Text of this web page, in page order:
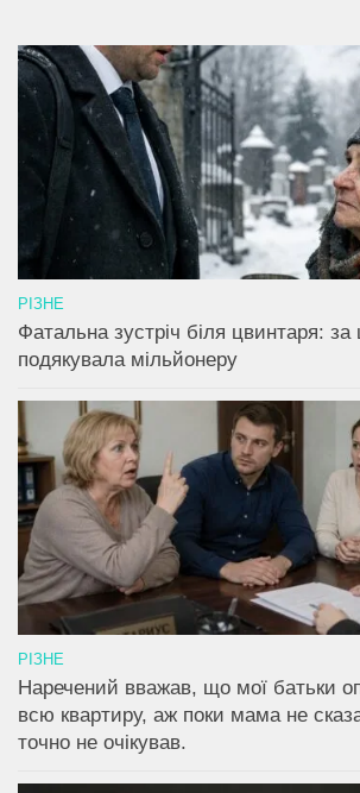
РІЗНЕ
Фатальна зустріч біля цвинтаря:
подякувала мільйонеру
РІЗНЕ
Наречений вважав, що мої батьки
всю квартиру, аж поки мама не
точно не очікував.